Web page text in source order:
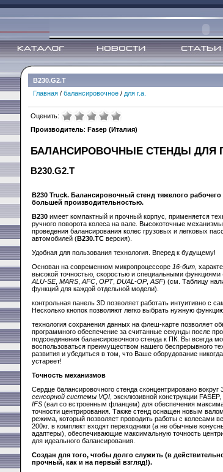
B230.G2.T
Главная / балансировочное / для г.а.
Оценить:
Производитель: Fasep (Италия)
БАЛАНСИРОВОЧНЫЕ СТЕНДЫ ДЛЯ
B230.G2.T
B230 Truck. Балансировочный стенд тяжелого
большей производительностью.
B230 имеет компактный и прочный корпус, применяется
ручного поворота колеса на вале. Высокоточные
проведения балансирования колес грузовых и легковых
автомобилей (B230.TC версия).
Удобная для пользования технология. Вперед к будущему!
Основан на современном микропроцессоре 16-бит ,
высокой точностью, скоростью и специальными функциями
ALU-SE, MARS AFC OPT, DUAL-OP, ASF) (см. Таблицу
функций для каждой отдельной модели).
контрольная панель 3D позволяет работать интуитивно с
Несколько кнопок позволяют легко выбрать нужную
технология сохранения данных на флеш-карте позволяет
программного обеспечение за считанные секунды после
подсоединения балансировочного стенда к ПК. Вы всегда
воспользоваться преимуществом нашего беспрерывного
развития и убедиться в том, что Ваше оборудование
устареет!
Точность механизмов
Сердце балансировочного стенда сконцентрировано вокруг
сенсорной системы VQI , эксклюзивной конструкции
IFS (вал со встроенным фланцем) для обеспечения
точности центрирования. Также стенд оснащен новым
режима, который позволяет проводить работы с колесами
200кг. в комплект входят переходники (а не обычные
адаптеры), обеспечивающие максимальную точность
для идеального балансирования.
Создан для того, чтобы долго служить (в
прочный, как и на первый взгляд!).